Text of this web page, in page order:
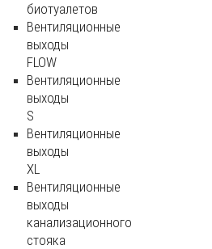
биотуалетов
Вентиляционные
выходы
FLOW
Вентиляционные
выходы
S
Вентиляционные
выходы
XL
Вентиляционные
выходы
канализационного
стояка